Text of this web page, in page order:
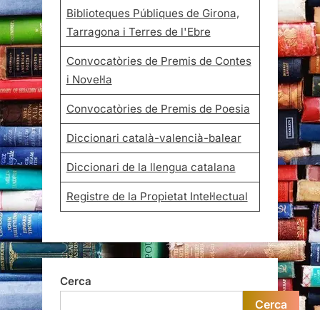
Biblioteques Públiques de Girona,
Tarragona i Terres de l'Ebre
Convocatòries de Premis de Contes
i Novel·la
Convocatòries de Premis de Poesia
Diccionari català-valencià-balear
Diccionari de la llengua catalana
Registre de la Propietat Intel·lectual
Cerca
Cerca